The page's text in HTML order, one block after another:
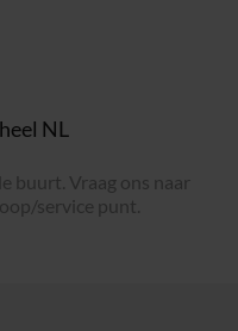
NL
buurt. Vraag ons naar
service punt.